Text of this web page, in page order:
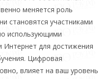
меняется роль
становятся участниками
использующими
Интернет для достижения
Цифровая
влияет на ваш уровень